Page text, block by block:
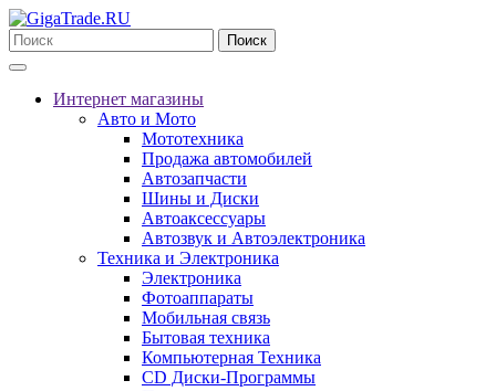
Поиск
Интернет магазины
Авто и Мото
Мототехника
Продажа автомобилей
Автозапчасти
Шины и Диски
Автоаксессуары
Автозвук и Автоэлектроника
Техника и Электроника
Электроника
Фотоаппараты
Мобильная связь
Бытовая техника
Компьютерная Техника
CD Диски-Программы